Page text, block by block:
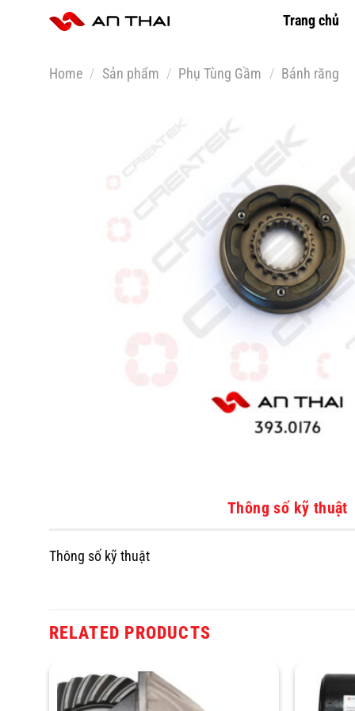
Trang chủ
Home / Sản phẩm / Phụ Tùng Gầm / Bánh răng
Thông số kỹ thuật
Thông số kỹ thuật
RELATED PRODUCTS